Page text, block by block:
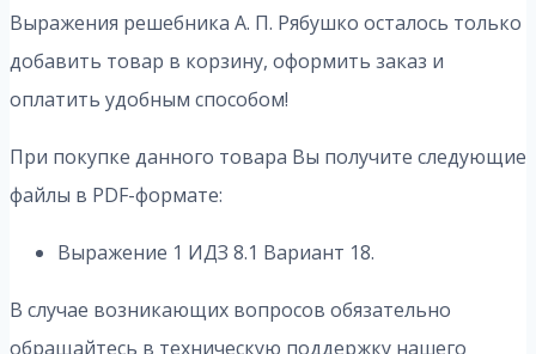
Выражения решебника А. П. Рябушко осталось только
добавить товар в корзину, оформить заказ и
оплатить удобным способом!
При покупке данного товара Вы получите следующие
файлы в PDF-формате:
Выражение 1 ИДЗ 8.1 Вариант 18.
В случае возникающих вопросов обязательно
обращайтесь в техническую поддержку нашего